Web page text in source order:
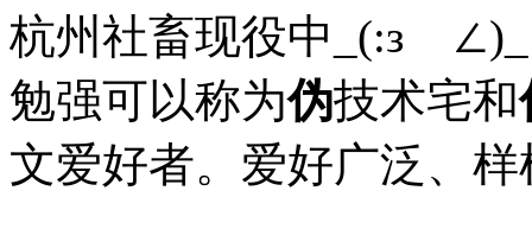
杭州社畜现役中_(:зゝ∠)_
勉强可以称为伪技术宅和
文爱好者。爱好广泛、